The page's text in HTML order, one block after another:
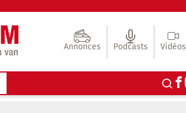
Annonces Podcasts Vidéos